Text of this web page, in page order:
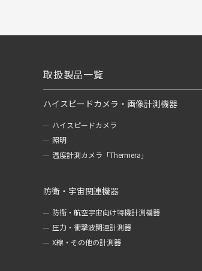
取扱製品一覧
ハイスピードカメラ・画像計測機器
ハイスピードカメラ
照明
温度計測カメラ「Thermera」
防衛・宇宙関連機器
防衛・航空宇宙向け特機計測機器
圧力・衝撃波関連計測器
X線・その他の計測器